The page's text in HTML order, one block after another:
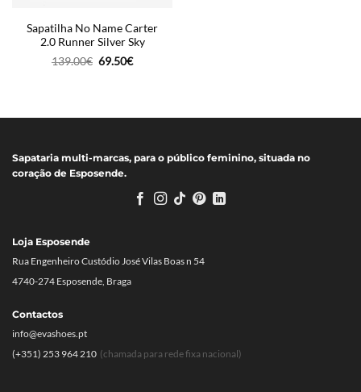
Sapatilha No Name Carter
2.0 Runner Silver Sky
139.00€ O
69.50€O
Sapataria multi-marcas, para o público feminino, situada no
coração de Esposende.
Loja Esposende
Rua Engenheiro Custódio José Vilas Boas n 54
4740-274 Esposende, Braga
Contactos
info@evashoes.pt
(+351) 253 964 210 (chamada para rede fixa nacional)